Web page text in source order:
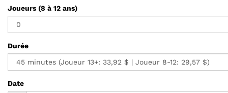
Joueurs (8 à 12 ans)
Durée
Date